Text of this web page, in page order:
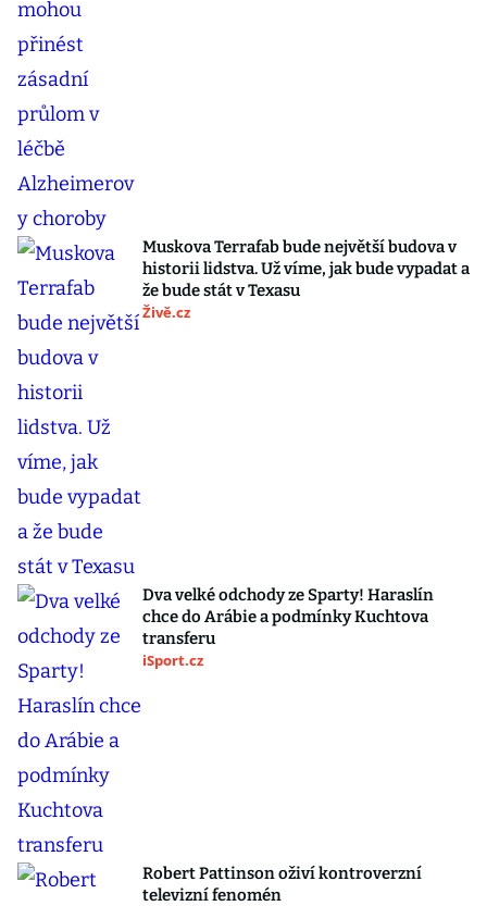
Muskova Terrafab bude největší budova v
historii lidstva. Už víme, jak bude vypadat a
že bude stát v Texasu
Živě.cz
Dva velké odchody ze Sparty! Haraslín
chce do Arábie a podmínky Kuchtova
transferu
iSport.cz
Robert Pattinson oživí kontroverzní
televizní fenomén